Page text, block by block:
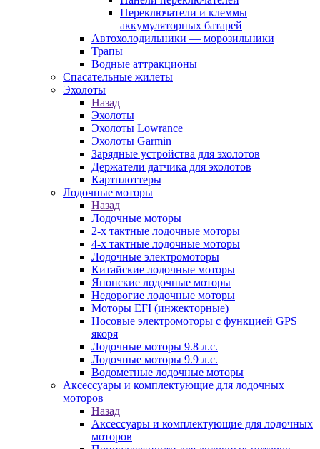
Переключатели и клеммы
аккумуляторных батарей
Автохолодильники — морозильники
Трапы
Водные аттракционы
Спасательные жилеты
Эхолоты
Назад
Эхолоты
Эхолоты Lowrance
Эхолоты Garmin
Зарядные устройства для эхолотов
Держатели датчика для эхолотов
Картплоттеры
Лодочные моторы
Назад
Лодочные моторы
2-х тактные лодочные моторы
4-х тактные лодочные моторы
Лодочные электромоторы
Китайские лодочные моторы
Японские лодочные моторы
Недорогие лодочные моторы
Моторы EFI (инжекторные)
Носовые электромоторы с функцией GPS
якоря
Лодочные моторы 9.8 л.с.
Лодочные моторы 9.9 л.с.
Водометные лодочные моторы
Аксессуары и комплектующие для лодочных
моторов
Назад
Аксессуары и комплектующие для лодочных
моторов